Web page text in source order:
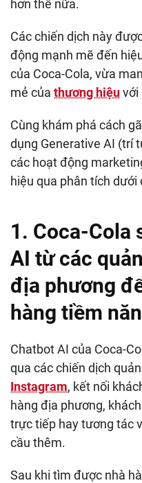
hơn thế nữa.
Các chiến dịch này
động mạnh mẽ đến
của Coca-Cola, vừa
mẻ của thương hiệuvới
Cùng khám phá cách
dụng Generative AI (trí
các hoạt động
hiệu qua phân tích dưới
1. Coca-Cola
AI từ các
địa phương
hàng tiềm
Chatbot AI của Coca-
qua các chiến dịch
Instagram, kết nối
hàng địa phương,
trực tiếp hay tương tác
cầu thêm.
Sau khi tìm được nhà